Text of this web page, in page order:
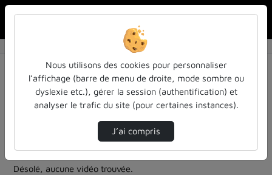
Résultats de la recherche
Filtres actifs (cliquer pour en retirer) :
education
entendu-des-confs-a-ecouter
autres
2 vidéos trouvées
Désolé, aucune vidéo trouvée.
Nous utilisons des cookies pour personnaliser
l’affichage (barre de menu de droite, mode sombre ou
dyslexie etc.), gérer la session (authentification) et
analyser le trafic du site (pour certaines instances).
J’ai compris